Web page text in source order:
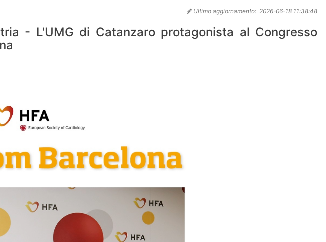
Ultimo aggiornamento: 2026-06-18 11:38:48
- L'UMG di Catanzaro protagonista al Congresso